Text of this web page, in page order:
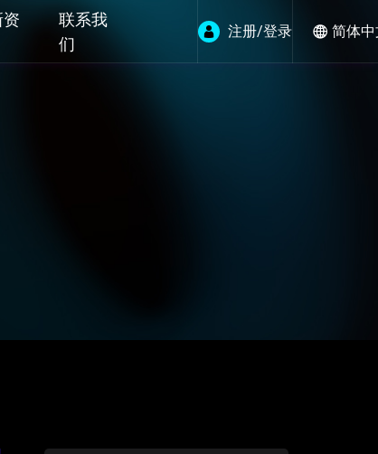
联系我
们
注册/登录 简体